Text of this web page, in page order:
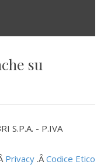
su
S.P.A. - P.IVA
Privacy .ÂCodice Etico